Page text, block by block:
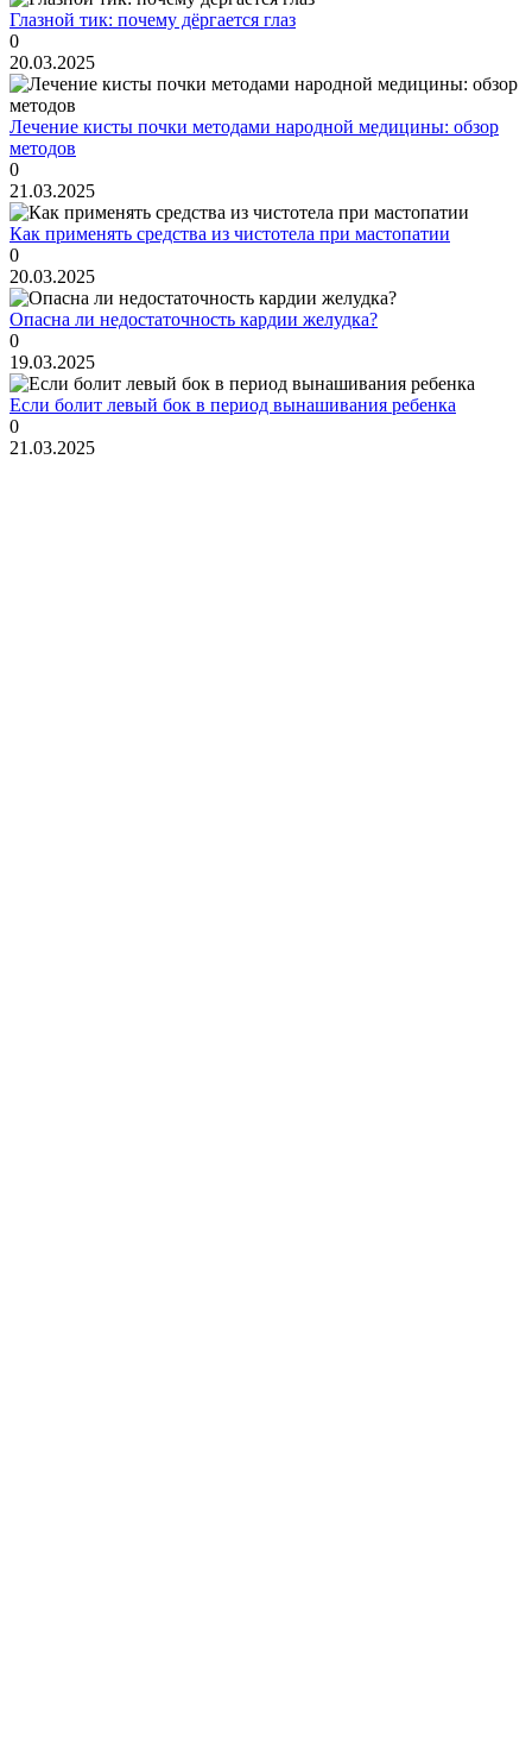
Глазной тик: почему дёргается глаз
0
20.03.2025
Лечение кисты почки методами народной медицины: обзор
методов
0
21.03.2025
Как применять средства из чистотела при мастопатии
0
20.03.2025
Опасна ли недостаточность кардии желудка?
0
19.03.2025
Если болит левый бок в период вынашивания ребенка
0
21.03.2025